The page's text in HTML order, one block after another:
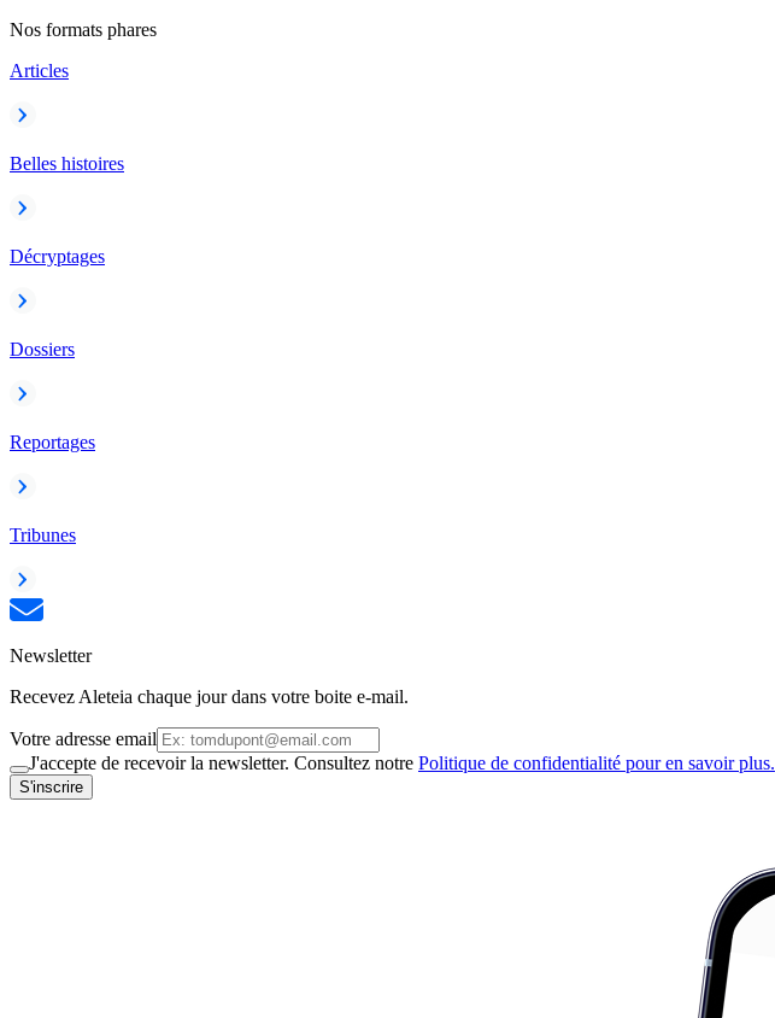
Nos formats phares
Articles
Belles histoires
Décryptages
Dossiers
Reportages
Tribunes
Newsletter
Recevez Aleteia chaque jour dans votre boite e-mail.
Votre adresse email
J'accepte de recevoir la newsletter. Consultez notre Politique de confidentialité pour en savoir plus.
S'inscrire